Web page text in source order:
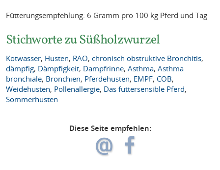
Fütterungsempfehlung: 6 Gramm pro 100 kg Pferd und Tag
Stichworte zu Süßholzwurzel
Kotwasser, Husten, RAO, chronisch obstruktive Bronchitis,
dämpfig, Dämpfigkeit, Dampfrinne,Asthma,Asthma
bronchiale, Bronchien, Pferdehusten, EMPF, COB,
Weidehusten, Pollenallergie, Das futtersensible Pferd,
Sommerhusten
Diese Seite empfehlen: